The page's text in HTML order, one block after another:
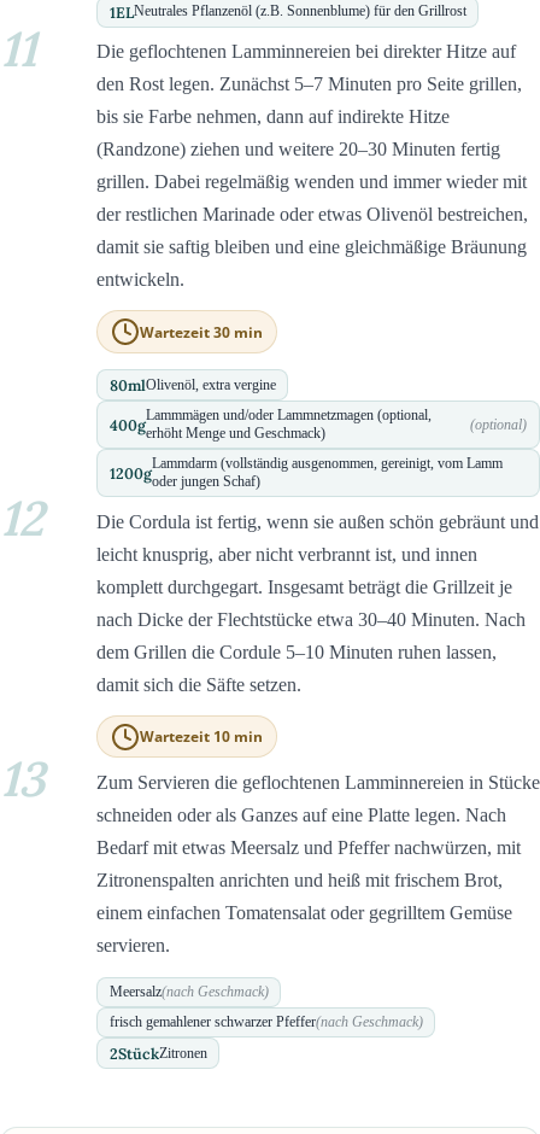
1ELNeutrales Pflanzenöl (z.B. Sonnenblume) für den Grillrost
11
Die geflochtenen Lamminnereien bei direkter Hitze auf
den Rost legen. Zunächst 5–7 Minuten pro Seite grillen,
bis sie Farbe nehmen, dann auf indirekte Hitze
(Randzone) ziehen und weitere 20–30 Minuten fertig
grillen. Dabei regelmäßig wenden und immer wieder mit
der restlichen Marinade oder etwas Olivenöl bestreichen,
damit sie saftig bleiben und eine gleichmäßige Bräunung
entwickeln.
Wartezeit 30 min
80mlOlivenöl, extra vergine
400gLammmägen und/oder Lammnetzmagen (optional,
erhöht Menge und Geschmack)
(optional)
1200gLammdarm (vollständig ausgenommen, gereinigt, vom Lamm
oder jungen Schaf)
12
Die Cordula ist fertig, wenn sie außen schön gebräunt und
leicht knusprig, aber nicht verbrannt ist, und innen
komplett durchgegart. Insgesamt beträgt die Grillzeit je
nach Dicke der Flechtstücke etwa 30–40 Minuten. Nach
dem Grillen die Cordule 5–10 Minuten ruhen lassen,
damit sich die Säfte setzen.
Wartezeit 10 min
13
Zum Servieren die geflochtenen Lamminnereien in Stücke
schneiden oder als Ganzes auf eine Platte legen. Nach
Bedarf mit etwas Meersalz und Pfeffer nachwürzen, mit
Zitronenspalten anrichten und heiß mit frischem Brot,
einem einfachen Tomatensalat oder gegrilltem Gemüse
servieren.
Meersalz(nach Geschmack)
frisch gemahlener schwarzer Pfeffer(nach Geschmack)
2StückZitronen